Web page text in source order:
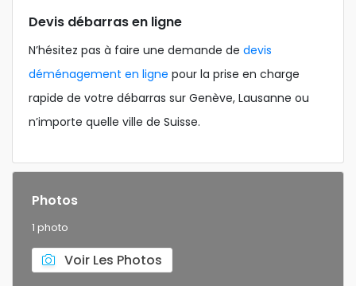
Devis débarras en ligne
N’hésitez pas à faire une demande de devis
déménagement en ligne pour la prise en charge
rapide de votre débarras sur Genève, Lausanne ou
n’importe quelle ville de Suisse.
Photos
1 photo
Voir Les Photos